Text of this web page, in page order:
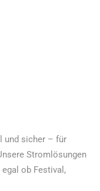
und sicher – für
Stromlösungen
ob Festival,